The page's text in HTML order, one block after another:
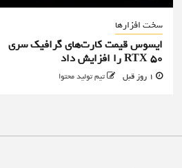
سخت افزارها
ایسوس قیمت کارت‌های گرافیک سری
RTX 50 را افزایش داد
1 روز قبل تیم تولید محتوا